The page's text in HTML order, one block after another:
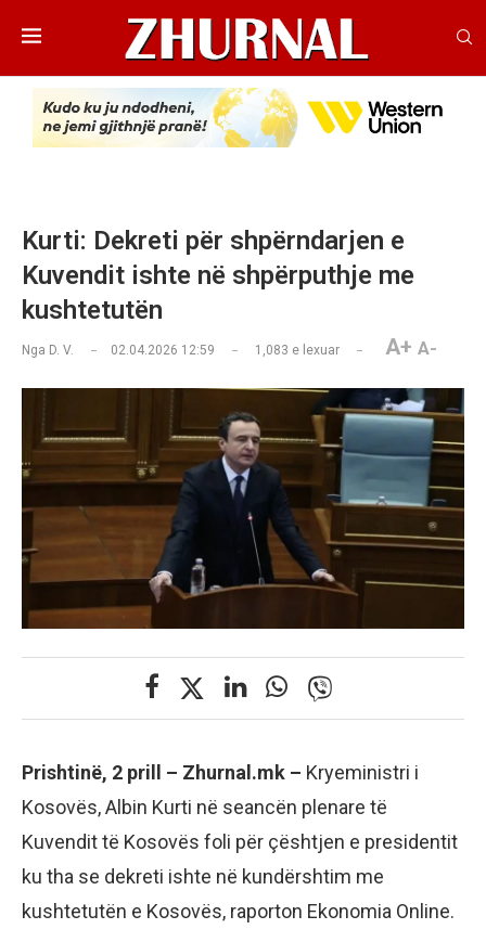
Kurti: Dekreti për shpërndarjen e
Kuvendit ishte në shpërputhje me
kushtetutën
Nga D. V. 02.04.2026 12:59 1,083 e lexuar A+ A-
Prishtinë, 2 prill – Zhurnal.mk – Kryeministri i
Kosovës, Albin Kurti në seancën plenare të
Kuvendit të Kosovës foli për çështjen e presidentit
ku tha se dekreti ishte në kundërshtim me
kushtetutën e Kosovës, raporton Ekonomia Online.